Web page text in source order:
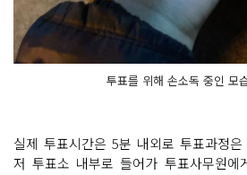
투표를 위해 손소독 중인 모
실제 투표시간은 5분 내외로 투표과정
저 투표소 내부로 들어가 투표사무원에